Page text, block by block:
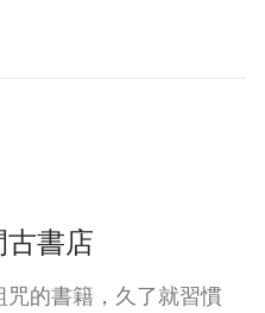
書店
咒的書籍，久了就習慣